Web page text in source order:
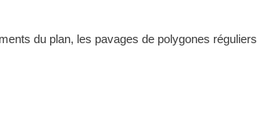
du plan, les pavages de polygones réguliers